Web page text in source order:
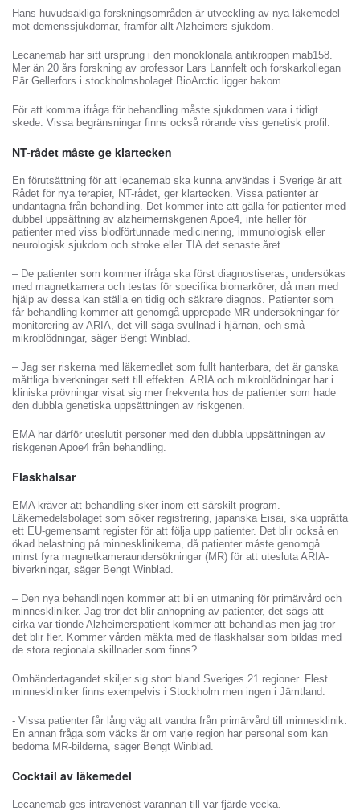
Hans huvudsakliga forskningsområden är utveckling av nya läkemedel
mot demenssjukdomar, framför allt Alzheimers sjukdom.
Lecanemab har sitt ursprung i den monoklonala antikroppen mab158.
Mer än 20 års forskning av professor Lars Lannfelt och forskarkollegan
Pär Gellerfors i stockholmsbolaget BioArctic ligger bakom.
För att komma ifråga för behandling måste sjukdomen vara i tidigt
skede. Vissa begränsningar finns också rörande viss genetisk profil.
NT-rådet måste ge klartecken
En förutsättning för att lecanemab ska kunna användas i Sverige är att
Rådet för nya terapier, NT-rådet, ger klartecken. Vissa patienter är
undantagna från behandling. Det kommer inte att gälla för patienter med
dubbel uppsättning av alzheimerriskgenen Apoe4, inte heller för
patienter med viss blodförtunnade medicinering, immunologisk eller
neurologisk sjukdom och stroke eller TIA det senaste året.
– De patienter som kommer ifråga ska först diagnostiseras, undersökas
med magnetkamera och testas för specifika biomarkörer, då man med
hjälp av dessa kan ställa en tidig och säkrare diagnos. Patienter som
får behandling kommer att genomgå upprepade MR-undersökningar för
monitorering av ARIA, det vill säga svullnad i hjärnan, och små
mikroblödningar, säger Bengt Winblad.
– Jag ser riskerna med läkemedlet som fullt hanterbara, det är ganska
måttliga biverkningar sett till effekten. ARIA och mikroblödningar har i
kliniska prövningar visat sig mer frekventa hos de patienter som hade
den dubbla genetiska uppsättningen av riskgenen.
EMA har därför uteslutit personer med den dubbla uppsättningen av
riskgenen Apoe4 från behandling.
Flaskhalsar
EMA kräver att behandling sker inom ett särskilt program.
Läkemedelsbolaget som söker registrering, japanska Eisai, ska upprätta
ett EU-gemensamt register för att följa upp patienter. Det blir också en
ökad belastning på minnesklinikerna, då patienter måste genomgå
minst fyra magnetkameraundersökningar (MR) för att utesluta ARIA-
biverkningar, säger Bengt Winblad.
– Den nya behandlingen kommer att bli en utmaning för primärvård och
minneskliniker. Jag tror det blir anhopning av patienter, det sägs att
cirka var tionde Alzheimerspatient kommer att behandlas men jag tror
det blir fler. Kommer vården mäkta med de flaskhalsar som bildas med
de stora regionala skillnader som finns?
Omhändertagandet skiljer sig stort bland Sveriges 21 regioner. Flest
minneskliniker finns exempelvis i Stockholm men ingen i Jämtland.
- Vissa patienter får lång väg att vandra från primärvård till minnesklinik.
En annan fråga som väcks är om varje region har personal som kan
bedöma MR-bilderna, säger Bengt Winblad.
Cocktail av läkemedel
Lecanemab ges intravenöst varannan till var fjärde vecka.